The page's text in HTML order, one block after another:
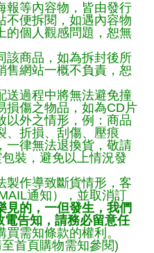
報等內容物，皆由發行
不便拆閱，如遇內容物
的個人觀感問題，恕無
該商品，如為拆封後所
售網站一概不負責，恕
送過程中將無法避免撞
損傷之物品，如為CD片
以外之情形，例：商品
、折損、刮傷、壓痕
一律無法退換貨，敬請
裝，避免以上情況發
製作導致斷貨情形，客
通知），並取消訂
見的，一但發生，我們
告知，請務必留意任
需知條款的權利。
首頁購物需知參閱)